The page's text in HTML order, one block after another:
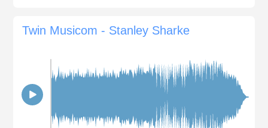
Twin Musicom - Stanley Sharke